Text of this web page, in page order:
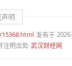
明
发布于
注明出处 武汉财经网